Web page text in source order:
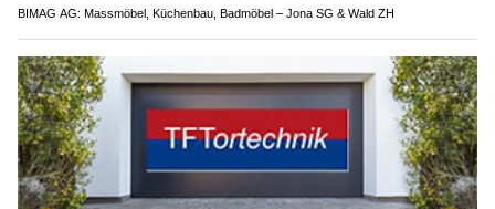
BIMAG AG: Massmöbel, Küchenbau, Badmöbel – Jona SG & Wald ZH